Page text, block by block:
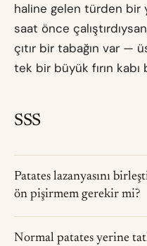
haline gelen türden bir
saat önce
çıtır bir tabağın var —
tek bir büyük fırın kabı
SSS
Patates lazanyasını
ön pişirmem gerekir mi?
Normal patates yerine